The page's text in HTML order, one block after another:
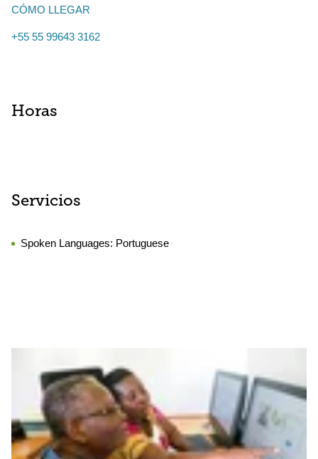
CÓMO LLEGAR
+55 55 99643 3162
Horas
Servicios
Spoken Languages: Portuguese